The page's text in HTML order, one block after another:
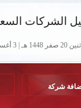
الشركات
1448 هـ | 3 أغسطس 2026 م
شركة